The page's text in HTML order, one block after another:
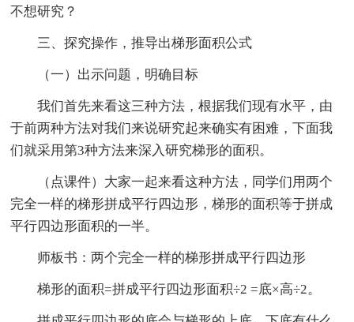
不想研究？
三、探究操作，推导出梯形面积公式
（一）出示问题，明确目标
我们首先来看这三种方法，根据我们现有水平，由
于前两种方法对我们来说研究起来确实有困难，下面我
们就采用第3种方法来深入研究梯形的面积。
（点课件）大家一起来看这种方法，同学们用两个
完全一样的梯形拼成平行四边形，梯形的面积等于拼成
平行四边形面积的一半。
师板书：两个完全一样的梯形拼成平行四边形
梯形的面积=拼成平行四边形面积÷2 =底×高÷2。